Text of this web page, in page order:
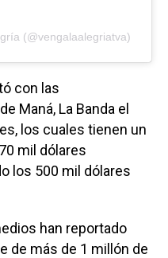
(@vengalaalegriatva)
con las
Maná, La Banda el
los cuales tienen un
mil dólares
los 500 mil dólares
han reportado
de más de 1 millón de